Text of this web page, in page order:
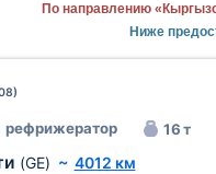
По направлению
Ниже
рефрижератор 16 т
(GE) ~ 4012 км